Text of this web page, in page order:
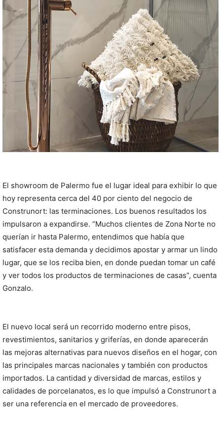
El showroom de Palermo fue el lugar ideal para exhibir lo que
hoy representa cerca del 40 por ciento del negocio de
Construnort: las terminaciones. Los buenos resultados los
impulsaron a expandirse. “Muchos clientes de Zona Norte no
querían ir hasta Palermo, entendimos que había que
satisfacer esta demanda y decidimos apostar y armar un lindo
lugar, que se los reciba bien, en donde puedan tomar un café
y ver todos los productos de terminaciones de casas”, cuenta
Gonzalo.
El nuevo local será un recorrido moderno entre pisos,
revestimientos, sanitarios y griferías, en donde aparecerán
las mejoras alternativas para nuevos diseños en el hogar, con
las principales marcas nacionales y también con productos
importados. La cantidad y diversidad de marcas, estilos y
calidades de porcelanatos, es lo que impulsó a Construnort a
ser una referencia en el mercado de proveedores.